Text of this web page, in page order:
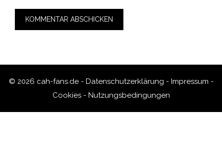
© 2026 cah-fans.de - Datenschutzerklärung - Impressum -
Cookies- Nutzungsbedingungen